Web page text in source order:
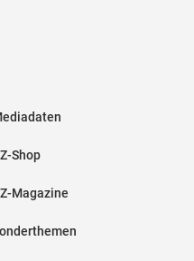
Shop
Magazine